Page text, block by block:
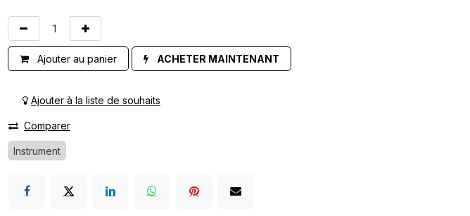
Ajouter au panier ACHETER MAINTENANT
Ajouter à la liste de souhaits
Comparer
Instrument